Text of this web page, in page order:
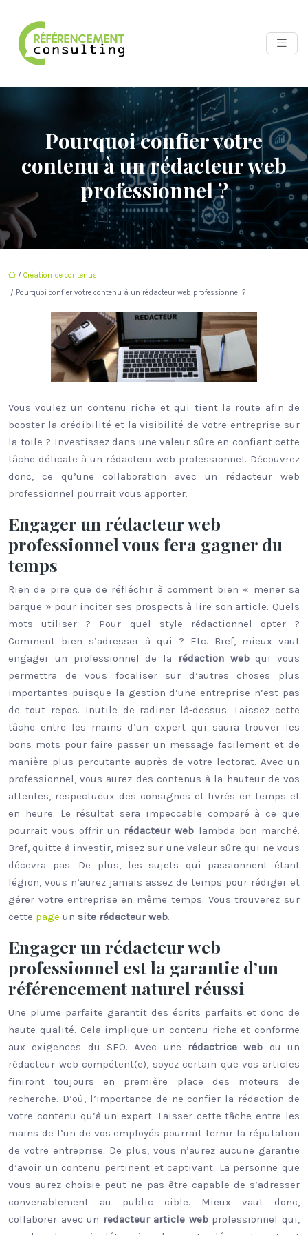
Pourquoi confier votre
contenu à un rédacteur web
professionnel ?
/ Création de contenus
/ Pourquoi confier votre contenu à un rédacteur web professionnel ?
Vous voulez un contenu riche et qui tient la route afin de
booster la crédibilité et la visibilité de votre entreprise sur
la toile ? Investissez dans une valeur sûre en confiant cette
tâche délicate à un rédacteur web professionnel. Découvrez
donc, ce qu’une collaboration avec un rédacteur web
professionnel pourrait vous apporter.
Engager un rédacteur web
professionnel vous fera gagner du
temps
Rien de pire que de réfléchir à comment bien « mener sa
barque » pour inciter ses prospects à lire son article. Quels
mots utiliser ? Pour quel style rédactionnel opter ?
Comment bien s’adresser à qui ? Etc. Bref, mieux vaut
engager un professionnel de la rédaction webqui vous
permettra de vous focaliser sur d’autres choses plus
importantes puisque la gestion d’une entreprise n’est pas
de tout repos. Inutile de radiner là-dessus. Laissez cette
tâche entre les mains d’un expert qui saura trouver les
bons mots pour faire passer un message facilement et de
manière plus percutante auprès de votre lectorat. Avec un
professionnel, vous aurez des contenus à la hauteur de vos
attentes, respectueux des consignes et livrés en temps et
en heure. Le résultat sera impeccable comparé à ce que
pourrait vous offrir un rédacteur web lambda bon marché.
Bref, quitte à investir, misez sur une valeur sûre qui ne vous
décevra pas. De plus, les sujets qui passionnent étant
légion, vous n’aurez jamais assez de temps pour rédiger et
gérer votre entreprise en même temps. Vous trouverez sur
cette page un site rédacteur web.
Engager un rédacteur web
professionnel est la garantie d’un
référencement naturel réussi
Une plume parfaite garantit des écrits parfaits et donc de
haute qualité. Cela implique un contenu riche et conforme
aux exigences du SEO. Avec une rédactrice web ou un
rédacteur web compétent(e), soyez certain que vos articles
finiront toujours en première place des moteurs de
recherche. D’où, l’importance de ne confier la rédaction de
votre contenu qu’à un expert. Laisser cette tâche entre les
mains de l’un de vos employés pourrait ternir la réputation
de votre entreprise. De plus, vous n’aurez aucune garantie
d’avoir un contenu pertinent et captivant. La personne que
vous aurez choisie peut ne pas être capable de s’adresser
convenablement au public cible. Mieux vaut donc,
collaborer avec un redacteur article webprofessionnel qui,